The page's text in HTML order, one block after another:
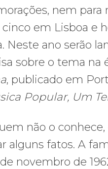
nem para
em Lisboa e
Neste ano serão
sobre o tema na
, publicado em
Popular, Um
não o
alguns fatos. A
novembro de